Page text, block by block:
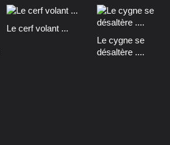
Le cerf volant ...
Le cygne se
désaltère ....